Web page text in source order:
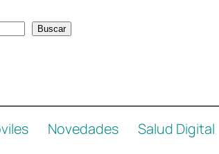
Buscar
Novedades Salud Digital